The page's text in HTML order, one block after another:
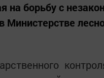
на борьбу с